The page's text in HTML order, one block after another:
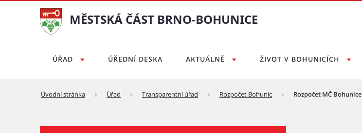
MĚSTSKÁ ČÁST BRNO-BOHUNICE
ÚŘAD ÚŘEDNÍ DESKA AKTUÁLNĚ ŽIVOT V BOHUNICÍCH
Úvodní stránka Úřad Transparentní úřad Rozpočet Bohunic Rozpočet MČ Bohunice